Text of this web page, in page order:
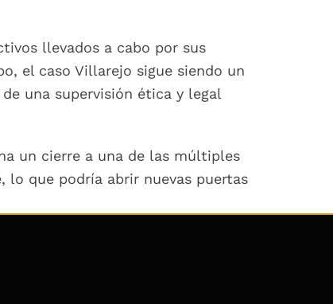
llevados a cabo por sus
el caso Villarejo sigue siendo un
una supervisión ética y legal
un cierre a una de las múltiples
lo que podría abrir nuevas puertas